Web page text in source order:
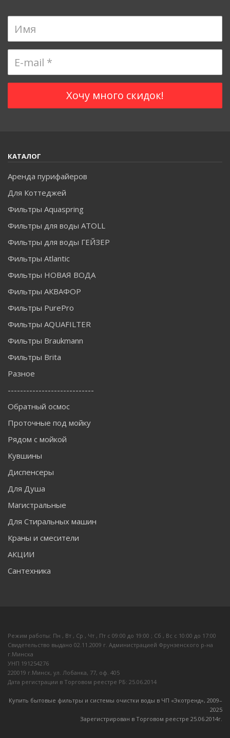
КАТАЛОГ
Аренда пурифайеров
Для Коттеджей
Фильтры Aquaspring
Фильтры для воды ATOLL
Фильтры для воды ГЕЙЗЕР
Фильтры Atlantic
Фильтры НОВАЯ ВОДА
Фильтры АКВАФОР
Фильтры PurePro
Фильтры AQUAFILTER
Фильтры Braukmann
Фильтры Brita
Разное
----------------------------
Обратный осмос
Проточные под мойку
Рядом с мойкой
Кувшины
Диспенсеры
Для Душа
Магистральные
Для Стиральных машин
Краны и смесители
АКЦИИ
Сантехника
Режим работы: Пн , Вт , Ср , Чт , Пт c 09:00 до 19:00 ; Сб , Вс c 10:00 до 17:00
Свидетельство выдано 02.11.2009 г. Администрацией Фрунзенского р-на
г.Минска
УНП 191254276
220019 г.Минск, ул. Лобанка, 77, оф. 405
Дата регистрации в Торговом реестре РБ: 25.06.2014
Купить бытовые фильтры и системы очистки воды в ЧП «Экотренд», 2009–
2025
Зарегистрирован в Торговом реестре 25.06.2014г.